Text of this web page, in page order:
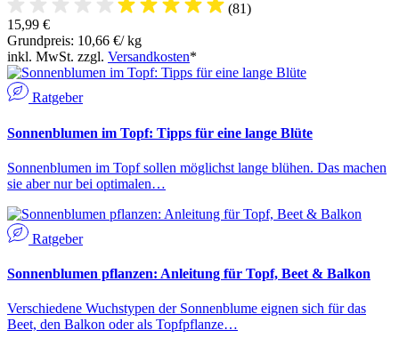
(81)
15,99 €
Grundpreis: 10,66 €/ kg
inkl. MwSt. zzgl. Versandkosten*
Ratgeber
Sonnenblumen im Topf: Tipps für eine lange Blüte
Sonnenblumen im Topf sollen möglichst lange blühen. Das machen
sie aber nur bei optimalen…
Ratgeber
Sonnenblumen pflanzen: Anleitung für Topf, Beet & Balkon
Verschiedene Wuchstypen der Sonnenblume eignen sich für das
Beet, den Balkon oder als Topfpflanze…